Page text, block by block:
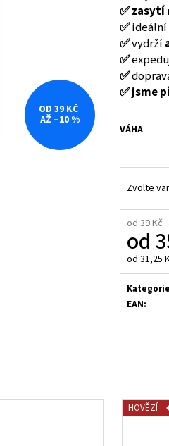
✅ zasytí
✅ideální
✅vydrží
✅
✅
✅ jsme
VÁHA
Zvolte
od 39 Kč
od
od 31,25
Měrná
cena:
Kategorie
EAN:
OD 39 KČ
AŽ –10 %
HOVĚZÍ